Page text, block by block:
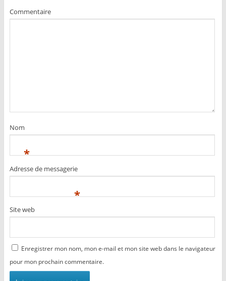
Commentaire
Nom
*
Adresse de messagerie
*
Site web
Enregistrer mon nom, mon e-mail et mon site web dans le navigateur
pour mon prochain commentaire.